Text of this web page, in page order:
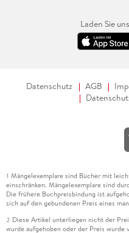
Laden Sie
Datenschutz AGB
1 Mängelexemplare sind Bücher mit
einschränken. Mängelexemplare sind
Die frühere Buchpreisbindung ist
sich auf den gebundenen Preis eines
2 Diese Artikel unterliegen nicht der
wurde aufgehoben oder der Preis